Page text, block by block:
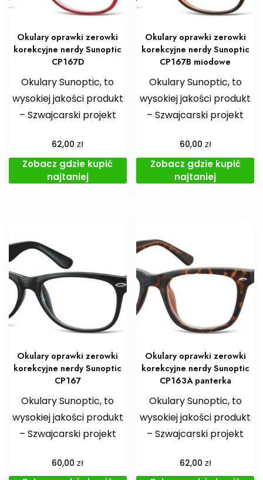
Okulary oprawki zerowki
korekcyjne nerdy Sunoptic
CP167D
Okulary Sunoptic, to
wysokiej jakości produkt
– Szwajcarski projekt
62,00zł
Zobacz gdzie kupić
najtaniej
Okulary oprawki zerowki
korekcyjne nerdy Sunoptic
CP167B miodowe
Okulary Sunoptic, to
wysokiej jakości produkt
– Szwajcarski projekt
60,00 zł
Zobacz gdzie kupić
najtaniej
Okulary oprawki zerowki
korekcyjne nerdy Sunoptic
CP167
Okulary Sunoptic, to
wysokiej jakości produkt
– Szwajcarski projekt
60,00zł
Okulary oprawki zerowki
korekcyjne nerdy Sunoptic
CP163A panterka
Okulary Sunoptic, to
wysokiej jakości produkt
– Szwajcarski projekt
62,00 zł